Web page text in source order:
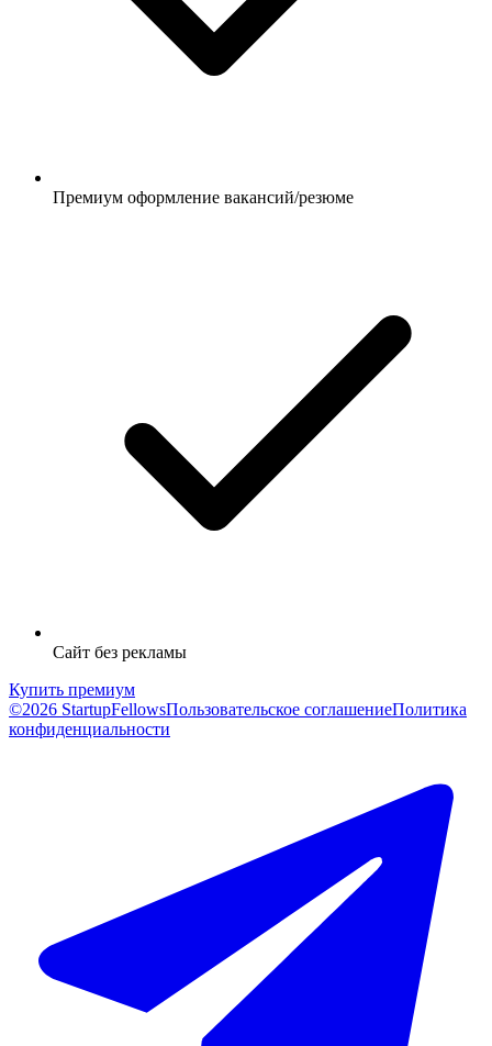
Премиум оформление вакансий/резюме
Сайт без рекламы
Купить премиум
©2026 StartupFellowsПользовательское соглашениеПолитика
конфиденциальности